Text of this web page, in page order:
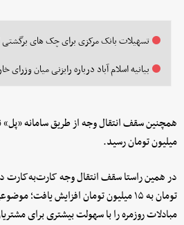
تسهیلات بانک مرکزی برای چک های برگشتی از ۹
بیانیه اسلام آباد درباره رایزنی میان وزرای
میلیون تومان رسید.
تومان به ۱۵ میلیون تومان افزایش
مبادلات روزمره را با سهولت بیشتری برای